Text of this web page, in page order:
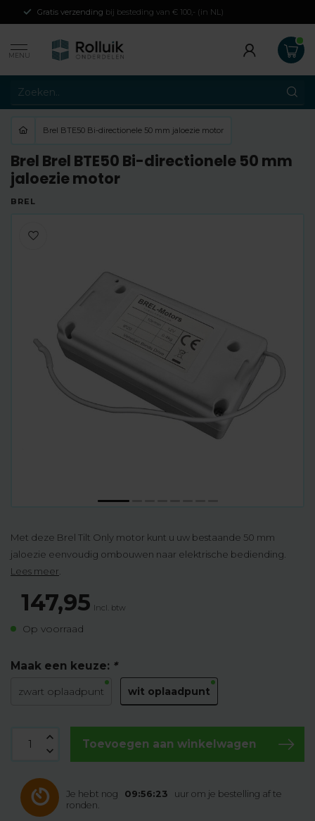
Gratis verzending bij besteding van € 100,- (in NL)
MENU
Brel BTE50 Bi-directionele 50 mm jaloezie motor
Brel Brel BTE50 Bi-directionele 50 mm
jaloezie motor
BREL
Met deze Brel Tilt Only motor kunt u uw bestaande 50 mm
jaloezie eenvoudig ombouwen naar elektrische bediending.
Lees meer
147,95 Incl. btw
Op voorraad
Maak een keuze: *
zwart oplaadpunt wit oplaadpunt
Toevoegen aan winkelwagen
Je hebt nog 09:56:23
uur om je bestelling af te
ronden.